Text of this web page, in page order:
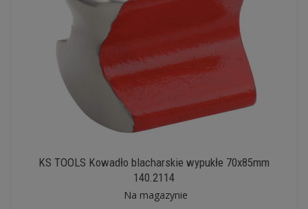
KS TOOLS Kowadło blacharskie wypukłe 70x85mm
140.2114
Na magazynie